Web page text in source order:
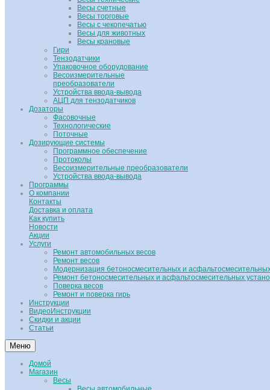
Весы счетные
Весы торговые
Весы с чекопечатью
Весы для животных
Весы крановые
Гири
Тензодатчики
Упаковочное оборудование
Весоизмерительные
преобразователи
Устройства ввода-вывода
АЦП для тензодатчиков
Дозаторы
Фасовочные
Технологические
Поточные
Дозирующие системы
Программное обеспечение
Протоколы
Весоизмерительные преобразователи
Устройства ввода-вывода
Программы
О компании
Контакты
Доставка и оплата
Как купить
Новости
Акции
Услуги
Ремонт автомобильных весов
Ремонт весов
Модернизация бетоносмесительных и
Ремонт бетоносмесительных и асфальтосмесительных
Поверка весов
Ремонт и поверка гирь
Инструкции
ВидеоИнструкции
Скидки и акции
Статьи
Меню
Домой
Магазин
Весы